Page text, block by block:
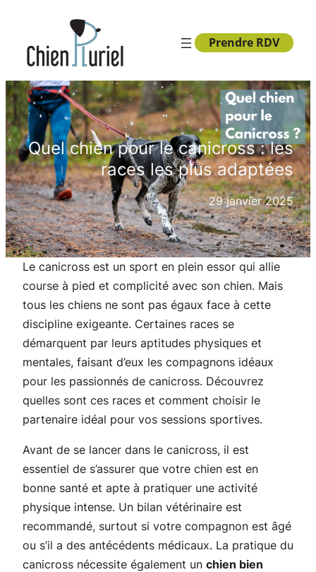
contenu
Prendre RDV
Quel chien pour le canicross : les
races les plus adaptées
29 janvier 2025
Le canicross est un sport en plein essor qui allie
course à pied et complicité avec son chien. Mais
tous les chiens ne sont pas égaux face à cette
discipline exigeante. Certaines races se
démarquent par leurs aptitudes physiques et
mentales, faisant d’eux les compagnons idéaux
pour les passionnés de canicross. Découvrez
quelles sont ces races et comment choisir le
partenaire idéal pour vos sessions sportives.
Avant de se lancer dans le canicross, il est
essentiel de s’assurer que votre chien est en
bonne santé et apte à pratiquer une activité
physique intense. Un bilan vétérinaire est
recommandé, surtout si votre compagnon est âgé
ou s’il a des antécédents médicaux. La pratique du
canicross nécessite également un chien bien